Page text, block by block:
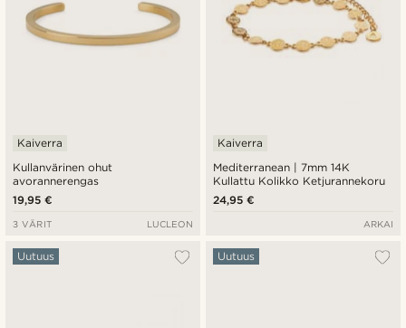
Kullanvärinen ohut
avorannerengas
Kaiverra
19,95 €
3 VÄRIT LUCLEON
Mediterranean | 7mm 14K
Kullattu Kolikko Ketjurannekoru
Kaiverra
24,95 €
ARKAI
Uutuus Uutuus